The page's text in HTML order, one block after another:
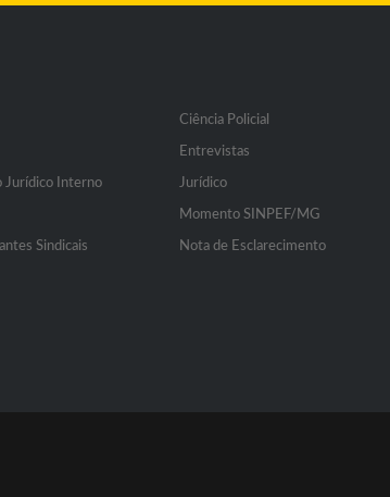
Jurídico Interno
Sindicais
Ciência Policial
Entrevistas
Jurídico
Momento SINPEF/MG
Nota de Esclarecimento